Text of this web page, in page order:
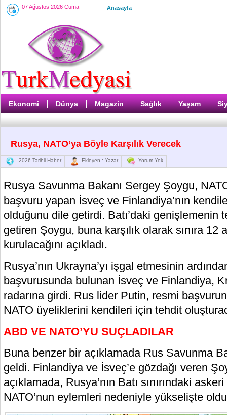
07 Ağustos 2026 Cuma Anasayfa
Ekonomi Dünya Magazin Sağlık Yaşam
Rusya, NATO’ya Böyle Karşılık Verecek
2026 Tarihli Haber Ekleyen : Yazar Yorum Yok
Rusya Savunma Bakanı Sergey Şoygu,
başvuru yapan İsveç ve Finlandiya’nın
olduğunu dile getirdi. Batı’daki genişlemenin
getiren Şoygu, buna karşılık olarak sınıra 12
kurulacağını açıkladı.
Rusya’nın Ukrayna’yı işgal etmesinin
başvurusunda bulunan İsveç ve Finlandiya,
radarına girdi. Rus lider Putin, resmi
NATO üyeliklerini kendileri için tehdit
ABD VE NATO’YU SUÇLADILAR
Buna benzer bir açıklamada Rus Savunma
geldi. Finlandiya ve İsveç’e gözdağı veren
açıklamada, Rusya’nın Batı sınırındaki
NATO’nun eylemleri nedeniyle yükselişte